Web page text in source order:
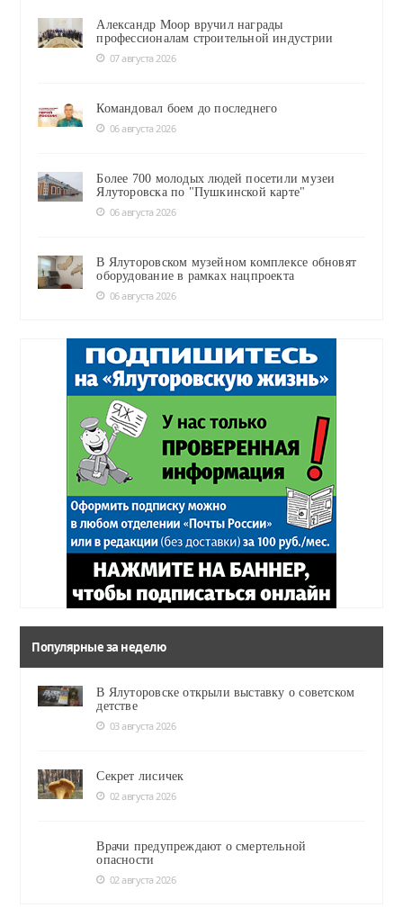
Александр Моор вручил награды
профессионалам строительной индустрии
07 августа 2026
Командовал боем до последнего
06 августа 2026
Более 700 молодых людей посетили музеи
Ялуторовска по "Пушкинской карте"
06 августа 2026
В Ялуторовском музейном комплексе обновят
оборудование в рамках нацпроекта
06 августа 2026
Популярные за неделю
В Ялуторовске открыли выставку о советском
детстве
03 августа 2026
Секрет лисичек
02 августа 2026
Врачи предупреждают о смертельной
опасности
02 августа 2026